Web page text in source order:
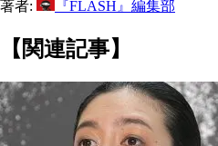
著者: 『FLASH』編集部
【関連記事】